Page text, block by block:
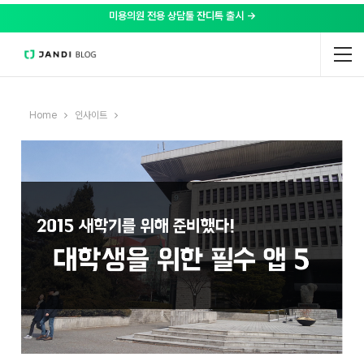
미용의원 전용 상담툴 잔디톡 출시 →
Home 인사이트